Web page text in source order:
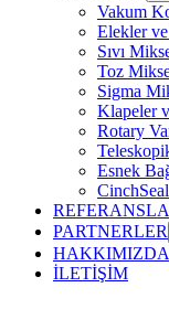
Vakum
Elekler
Sıvı
Toz
Sigma
Klapeler
Rotary
Esnek
PARTNERLER
HAKKIMIZDA
İLETİŞİM